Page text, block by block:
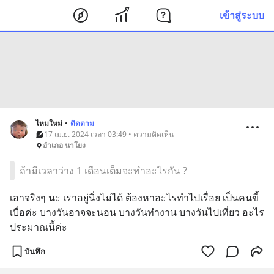
เข้าสู่ระบบ
ไหมใหม่ • ติดตาม
17 เม.ย. 2024 เวลา 03:49 • ความคิดเห็น
อำเภอ นาโยง
ถ้ามีเวลาว่าง 1 เดือนเต็มจะทำอะไรกัน ?
เอาจริงๆ นะ เราอยู่นิ่งไม่ได้ ต้องหาอะไรทำไปเรื่อย เป็นคนขี้
เบื่อค่ะ บางวันอาจจะนอน บางวันทำงาน บางวันไปเที่ยว อะไร
ประมาณนี้ค่ะ
บันทึก